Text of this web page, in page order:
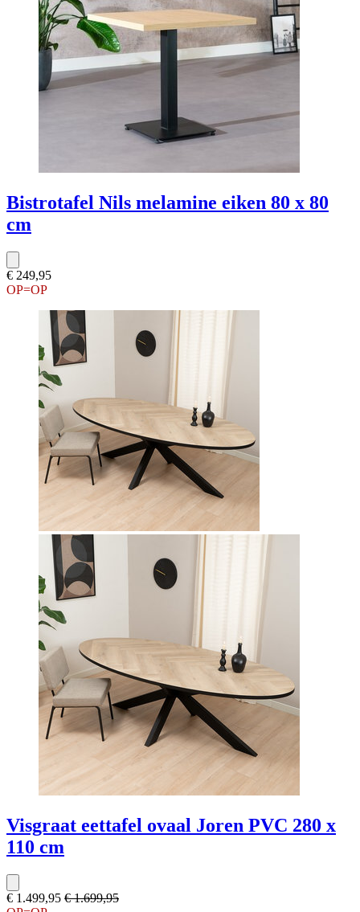
Bistrotafel Nils melamine eiken 80 x 80
cm
€ 249,95
OP=OP
Visgraat eettafel ovaal Joren PVC 280 x
110 cm
€ 1.499,95 € 1.699,95